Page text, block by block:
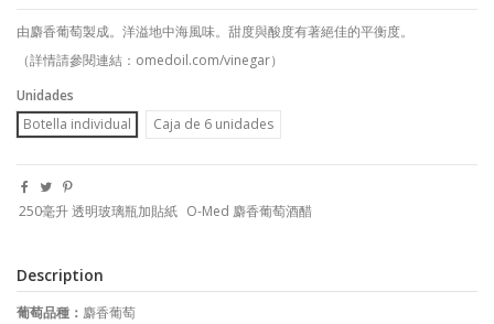
由麝香葡萄製成。洋溢地中海風味。甜度與酸度有著絕佳的平衡度。
（詳情請參閱連結： omedoil.com/vinegar）
Unidades
Botella individual
Caja de 6 unidades
250毫升 透明玻璃瓶加貼紙 O-Med 麝香葡萄酒醋
Description
葡萄品種： 麝香葡萄